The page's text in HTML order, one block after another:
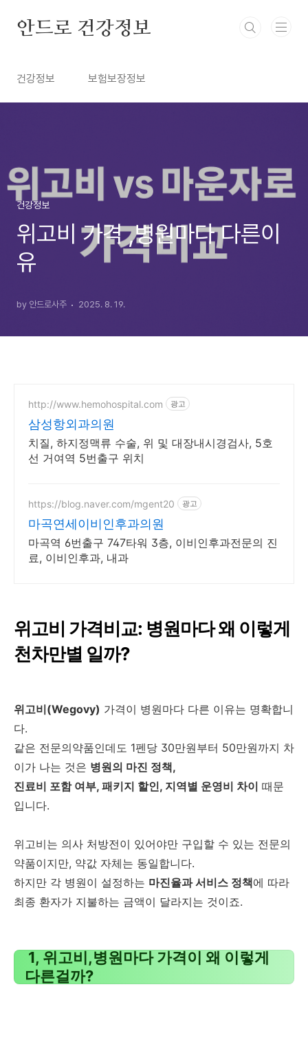
안드로 건강정보
건강정보 보험보장정보
건강정보
위고비 가격 ,병원마다 다른이
유
by 안드로사주 2025. 8. 19.
http://www.hemohospital.com 광고
삼성항외과의원
치질, 하지정맥류 수술, 위 및 대장내시경검사, 5호
선 거여역 5번출구 위치
https://blog.naver.com/mgent20 광고
마곡연세이비인후과의원
마곡역 6번출구 747타워 3층, 이비인후과전문의 진
료, 이비인후과, 내과
위고비 가격비교: 병원마다 왜 이렇게
천차만별 일까?
위고비(Wegovy) 가격이 병원마다 다른 이유는 명확합니
다.
같은 전문의약품인데도 1펜당 30만원부터 50만원까지 차
이가 나는 것은 병원의 마진 정책,
진료비 포함 여부, 패키지 할인, 지역별 운영비 차이 때문
입니다.
위고비는 의사 처방전이 있어야만 구입할 수 있는 전문의
약품이지만, 약값 자체는 동일합니다.
하지만 각 병원이 설정하는 마진율과 서비스 정책에 따라
최종 환자가 지불하는 금액이 달라지는 것이죠.
1, 위고비,병원마다 가격이 왜 이렇게
다른걸까?